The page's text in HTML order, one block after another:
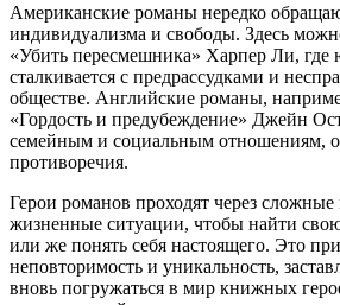
Американские романы нередко
индивидуализма и свободы. Здесь
«Убить пересмешника» Харпер Ли, где
сталкивается с предрассудками и
обществе. Английские романы,
«Гордость и предубеждение» Джейн
семейным и социальным отношениям,
противоречия.
Герои романов проходят через
жизненные ситуации, чтобы найти
или же понять себя настоящего. Это
неповторимость и уникальность,
вновь погружаться в мир книжных